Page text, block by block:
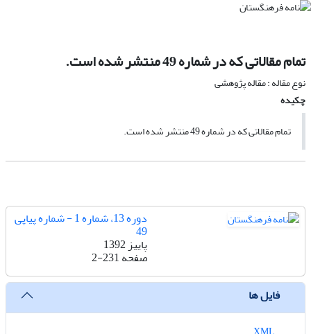
تمام مقالاتی که در شماره 49 منتشر شده است.
نوع مقاله : مقاله پژوهشی
چکیده
تمام مقالاتی که در شماره 49 منتشر شده است.
دوره 13، شماره 1 - شماره پیاپی
49
پاییز 1392
صفحه2-231
فایل ها